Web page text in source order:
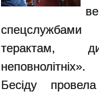
терактам,
неповнолітніх».
Бесіду